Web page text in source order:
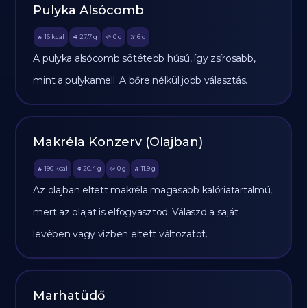
Pulyka Alsócomb
🔥 16 kcal 🥩 27.7 g 🥔 0g 🫒 6 g
A pulyka alsócomb sötétebb húsú, így zsírosabb,
mint a pulykamell. A bőre nélkül jobb választás.
Makréla Konzerv (Olajban)
🔥 190 kcal 🥩 20.4 g 🥔 0g 🫒 11.9 g
Az olajban eltett makréla magasabb kalóriatartalmú,
mert az olajat is elfogyasztod. Válaszd a saját
levében vagy vízben eltett változatot.
Marhatüdő